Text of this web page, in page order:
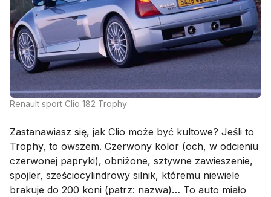
Renault sport Clio 182 Trophy
Zastanawiasz się, jak Clio może być kultowe? Jeśli to
Trophy, to owszem. Czerwony kolor (och, w odcieniu
czerwonej papryki), obniżone, sztywne zawieszenie,
spojler, sześciocylindrowy silnik, któremu niewiele
brakuje do 200 koni (patrz: nazwa)… To auto miało